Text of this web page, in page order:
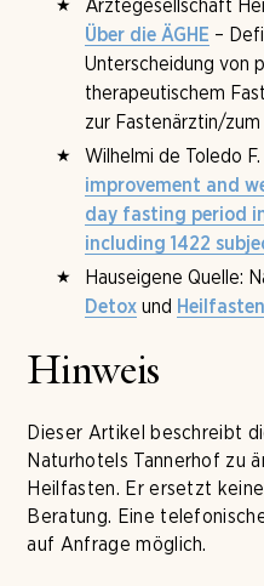
Ärztegesellschaft
Über die ÄGHE –
Unterscheidung von
therapeutischem
zur Fastenärztin/
Wilhelmi de Toledo
improvement and
day fasting period
including 1422
Hauseigene Quelle:
Detox und
Hinweis
Dieser Artikel beschreibt
Naturhotels Tannerhof zu
Heilfasten. Er ersetzt
Beratung. Eine
auf Anfrage möglich.